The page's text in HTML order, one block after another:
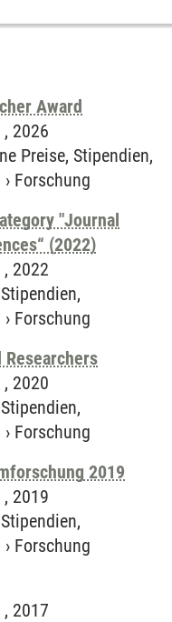
Award
, 2026
Preise, Stipendien,
› Forschung
"Journal
(2022)
, 2022
› Forschung
, 2020
› Forschung
2019
, 2019
› Forschung
, 2017